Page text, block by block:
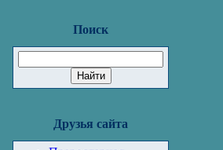
Поиск
Друзья сайта